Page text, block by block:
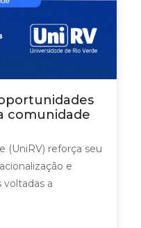
comunidade
(UniRV) reforça seu
e
voltadas a